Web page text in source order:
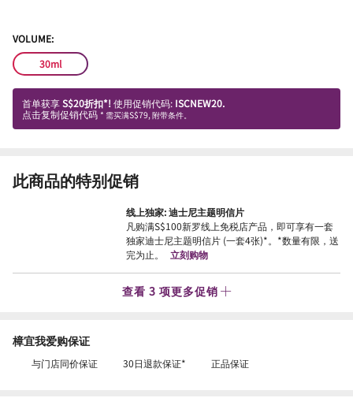
VOLUME:
30ml
首单获享S$20折扣*! 使用促销代码: ISCNEW20.
点击复制促销代码 * 需买满S$79, 附带条件。
此商品的特别促销
线上独家: 迪士尼主题明信片
凡购满S$100新罗线上免税店产品，即可享有一套
独家迪士尼主题明信片 (一套4张)*。*数量有限，送
完为止。
立刻购物
查看 3 项更多促销
樟宜我爱购保证
与门店同价保证 30日退款保证* 正品保证